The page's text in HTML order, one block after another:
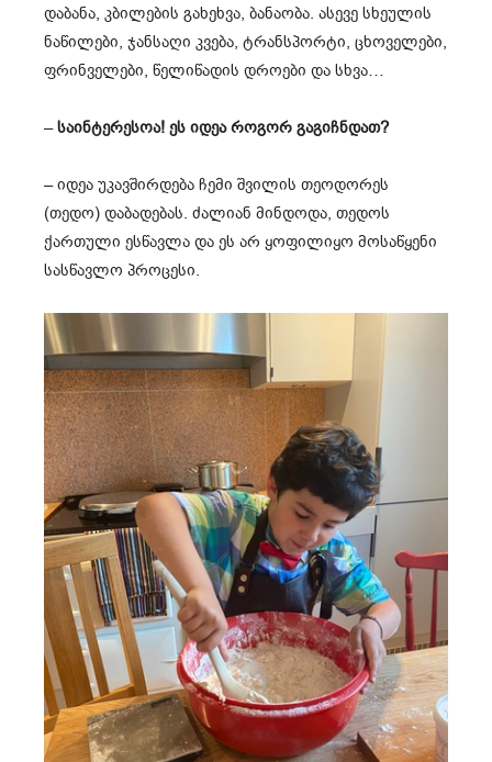
დაბანა, კბილების გახეხვა, ბანაობა. ასევე სხეულის
ნაწილები, ჯანსაღი კვება, ტრანსპორტი, ცხოველები,
ფრინველები, წელიწადის დროები და სხვა…
–საინტერესოა! ეს იდეა როგორ გაგიჩნდათ?
– იდეა უკავშირდება ჩემი შვილის თეოდორეს
(თედო) დაბადებას. ძალიან მინდოდა, თედოს
ქართული ესწავლა და ეს არ ყოფილიყო მოსაწყენი
სასწავლო პროცესი.